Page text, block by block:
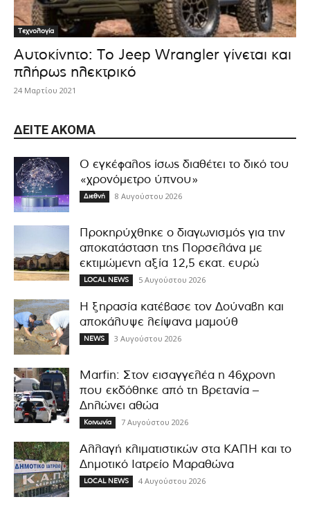
Τεχνολογία
Αυτοκίνητο: Το Jeep Wrangler γίνεται και
πλήρως ηλεκτρικό
24 Μαρτίου 2021
ΔΕΊΤΕ ΑΚΌΜΑ
Ο εγκέφαλος ίσως διαθέτει το δικό του
«χρονόμετρο ύπνου»
Διεθνή 8 Αυγούστου 2026
Προκηρύχθηκε ο διαγωνισμός για την
αποκατάσταση της Πορσελάνα με
εκτιμώμενη αξία 12,5 εκατ. ευρώ
LOCAL NEWS 5 Αυγούστου 2026
Η ξηρασία κατέβασε τον Δούναβη και
αποκάλυψε λείψανα μαμούθ
NEWS 3 Αυγούστου 2026
Marfin: Στον εισαγγελέα η 46χρονη
που εκδόθηκε από τη Βρετανία –
Δηλώνει αθώα
Κοινωνία 7 Αυγούστου 2026
Αλλαγή κλιματιστικών στα ΚΑΠΗ και το
Δημοτικό Ιατρείο Μαραθώνα
LOCAL NEWS 4 Αυγούστου 2026